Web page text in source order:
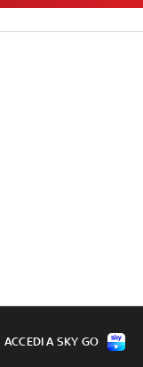
ACCEDI A SKY GO